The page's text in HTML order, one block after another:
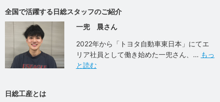
全国で活躍する日総スタッフのご紹介
一兜 晨さん
2022年から「トヨタ自動車東日本」にてエ
リア社員として働き始めた一兜さん、
もっ
と読む
日総工産とは